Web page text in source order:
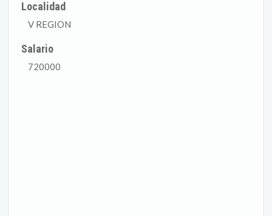
Localidad
V REGION
Salario
720000